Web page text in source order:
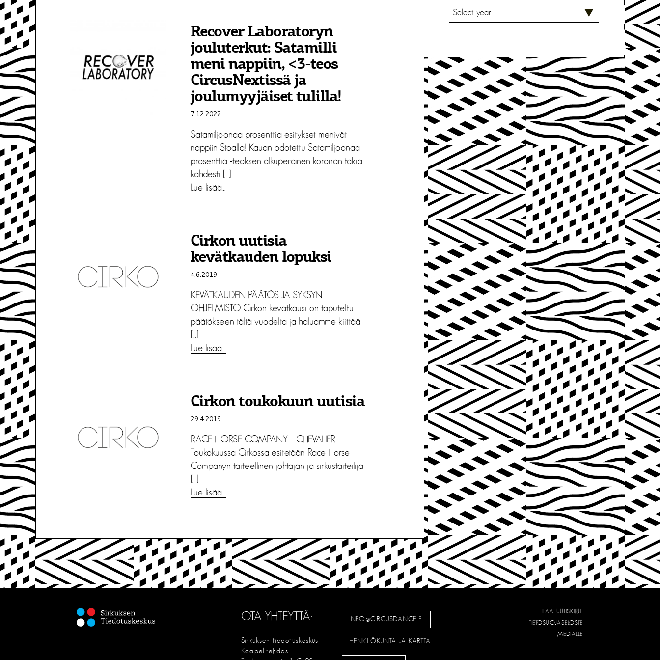
Recover Laboratoryn
jouluterkut: Satamilli
meni nappiin, <3-teos
CircusNextissä ja
joulumyyjäiset tulilla!
7.12.2022
Satamiljoonaa prosenttia esitykset menivät
nappiin Stoalla! Kauan odotettu Satamiljoonaa
prosenttia -teoksen alkuperäinen koronan takia
kahdesti […]
Lue lisää…
Cirkon uutisia
kevätkauden lopuksi
4.6.2019
KEVÄTKAUDEN PÄÄTÖS JA SYKSYN
OHJELMISTO Cirkon kevätkausi on taputeltu
päätökseen tältä vuodelta ja haluamme kiittää
[…]
Lue lisää…
Cirkon toukokuun uutisia
29.4.2019
RACE HORSE COMPANY – CHEVALIER
Toukokuussa Cirkossa esitetään Race Horse
Companyn taiteellinen johtajan ja sirkustaiteilija
[…]
Lue lisää…
V
A
T
S
E
OTA YHTEYTTÄ:
Sirkuksen tiedotuskeskus
Kaapelitehdas
INFO@CIRCUSDANCE.FI
HENKILÖKUNTA JA KARTTA
TILAA UUTISKIRJE
TIETOSUOJASELOSTE
MEDIALLE